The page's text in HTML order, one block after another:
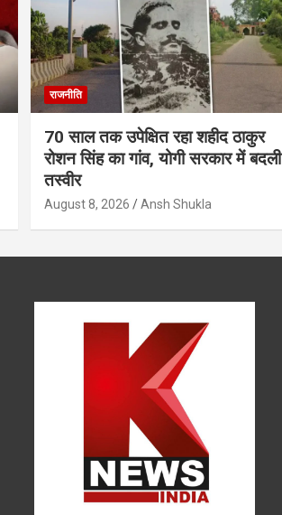
राजनीति
70 साल तक उपेक्षित रहा शहीद ठाकुर
रोशन सिंह का गांव, योगी सरकार में बदली
तस्वीर
August 8, 2026 Ansh Shukla